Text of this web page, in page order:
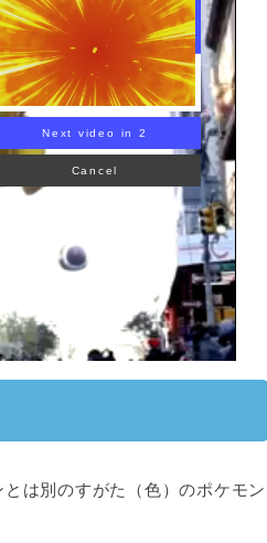
Next video in 1
Cancel
は別のすがた（色）のポケモン